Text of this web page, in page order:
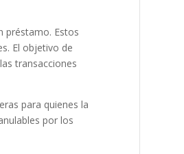
préstamo. Estos
El objetivo de
transacciones
para quienes la
por los